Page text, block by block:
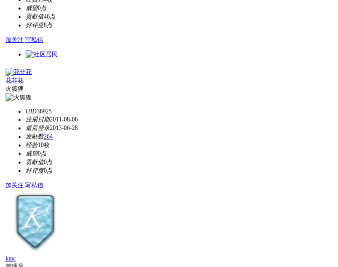
威望0点
贡献值46点
好评度8点
加关注 写私信
花非花
火狐狸
UID36925
注册日期2011-08-06
最后登录2013-06-28
发帖数264
经验10枚
威望0点
贡献值0点
好评度0点
加关注 写私信
kmc